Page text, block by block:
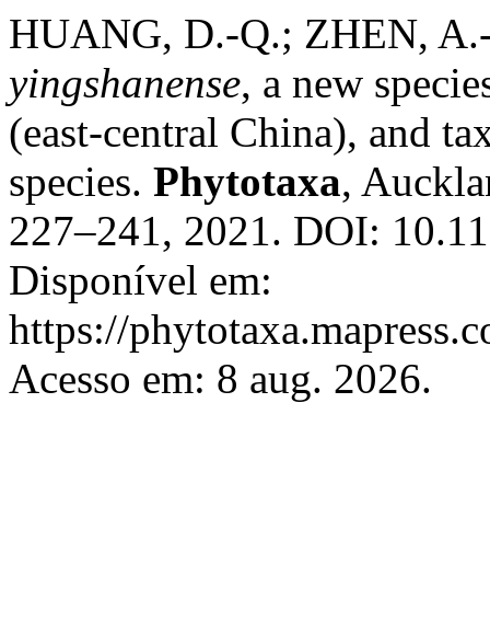
HUANG, D.-Q.; ZHEN,
yingshanense, a new
(east-central China), and
species. Phytotaxa,
227–241, 2021. DOI:
Disponível em:
https://
Acesso em: 8 aug. 2026.